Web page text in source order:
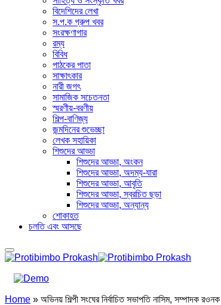
বিদেশিদের লেখা
স.প.ক গ্রুপ খবর
সংরক্ষণাগার
রম্য
বিবিধ
পাঠকের পাতা
সাক্ষাৎকার
নারী জগৎ
সামাজিক সচেতনতা
স্মরণীয়-বরণীয়
শিল্প-বাণিজ্য
জন্মদিনের শুভেচ্ছা
লেখক সহায়িকা
শিশুদের আড্ডা
শিশুদের আড্ডা, অংকন
শিশুদের আড্ডা, অদম্য-যারা
শিশুদের আড্ডা, আবৃতি
শিশুদের আড্ডা, স্বরচিত ছড়া
শিশুদের আড্ডা, অন্যান্য
শোকাহত
চলতি এবং আসছে
Home » অভিনয় শিল্পী সংঘের নির্বাচিত সভাপতি নাসিম, সম্পাদক